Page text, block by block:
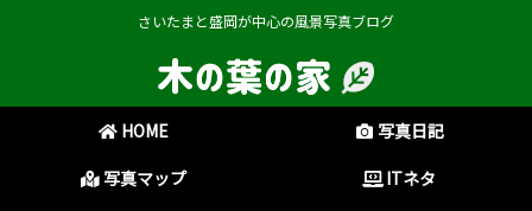
さいたまと盛岡が中心の風景写真ブログ
HOME
写真日記
写真マップ
ITネタ